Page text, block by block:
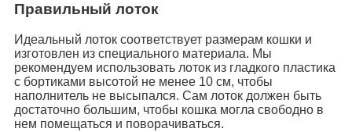
Правильный лоток
Идеальный лоток соответствует размерам кошки и
изготовлен из специального материала. Мы
рекомендуем использовать лоток из гладкого пластика
с бортиками высотой не менее 10 см, чтобы
наполнитель не высыпался. Сам лоток должен быть
достаточно большим, чтобы кошка могла свободно в
нем помещаться и поворачиваться.